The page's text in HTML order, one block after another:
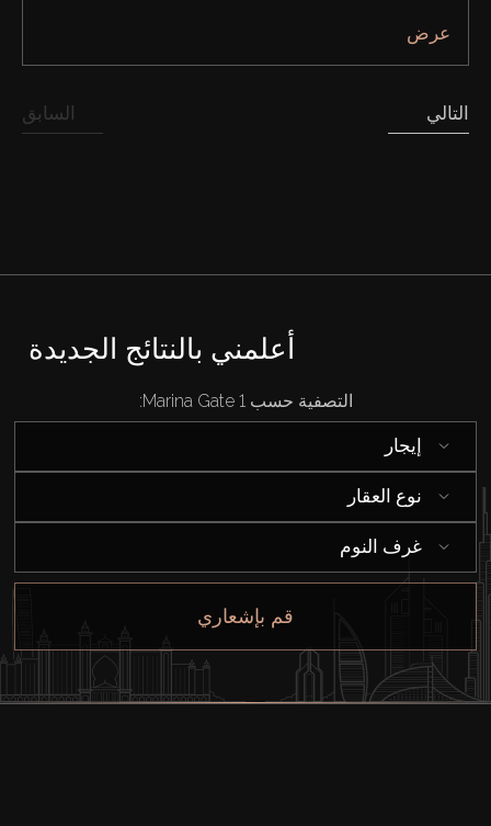
قيد الإنشاء
عرض
السابق التالي
أعلمني بالنتائج الجديدة
التصفية حسب Marina Gate 1:
إيجار
نوع العقار
غرف النوم
قم بإشعاري